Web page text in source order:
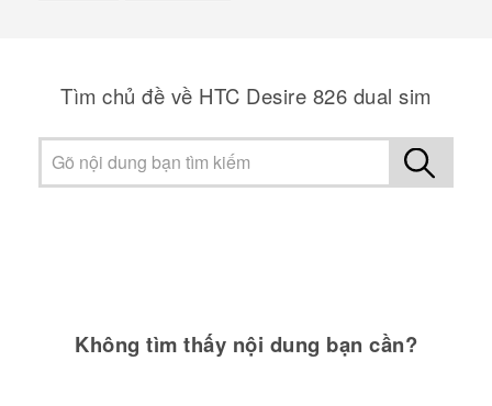
Tìm chủ đề về HTC Desire 826 dual sim
Không tìm thấy nội dung bạn cần?